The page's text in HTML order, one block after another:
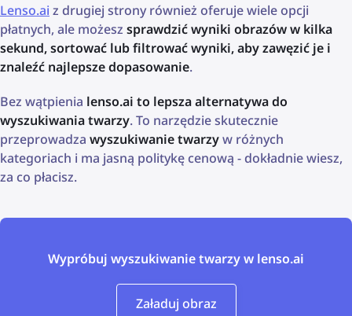
Lenso.ai z drugiej strony również oferuje wiele opcji
płatnych, ale możesz sprawdzić wyniki obrazów w kilka
sekund, sortować lub filtrować wyniki, aby zawęzić je i
znaleźć najlepsze dopasowanie.
Bez wątpienia lenso.ai to lepsza alternatywa do
wyszukiwania twarzy. To narzędzie skutecznie
przeprowadza wyszukiwanie twarzyw różnych
kategoriach i ma jasną politykę cenową - dokładnie wiesz,
za co płacisz.
Wypróbuj wyszukiwanie twarzy w lenso.ai
Załaduj obraz